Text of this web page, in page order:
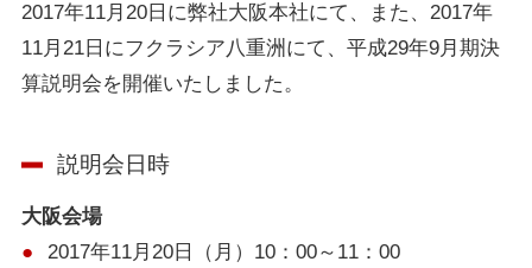
2017年11月20日に弊社大阪本社にて、また、2017年
11月21日にフクラシア八重洲にて、平成29年9月期決
算説明会を開催いたしました。
説明会日時
大阪会場
2017年11月20日（月）10：00～11：00